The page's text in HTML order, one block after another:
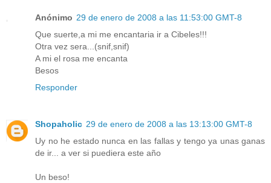
Anónimo 29 de enero de 2008 a las 11:53:00 GMT-8
Que suerte,a mi me encantaria ir a Cibeles!!!
Otra vez sera...(snif,snif)
A mi el rosa me encanta
Besos
Responder
Shopaholic 29 de enero de 2008 a las 13:13:00 GMT-8
Uy no he estado nunca en las fallas y tengo ya unas ganas
de ir... a ver si puediera este año
Un beso!